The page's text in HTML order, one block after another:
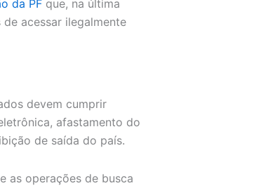
da PF que, na última
acessar ilegalmente
devem cumprir
afastamento do
de saída do país.
as operações de busca